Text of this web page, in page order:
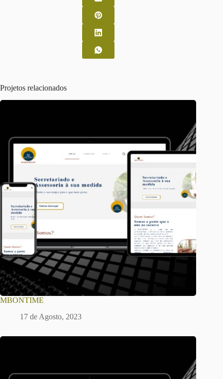
Projetos relacionados
MBONTIME
17 de Agosto, 2023